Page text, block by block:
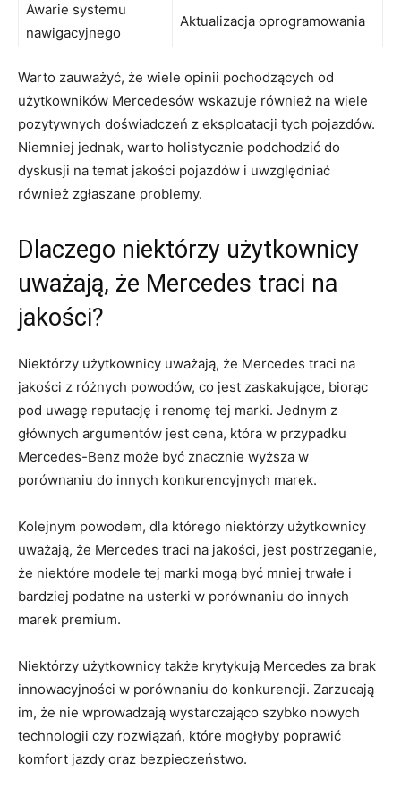
Awarie systemu
nawigacyjnego
Aktualizacja oprogramowania
Warto ​zauważyć, że wiele opinii pochodzących‌ od
użytkowników‍ Mercedesów wskazuje również na wiele
‍pozytywnych doświadczeń ‍z eksploatacji tych pojazdów.⁢
Niemniej‍ jednak, warto holistycznie podchodzić do
dyskusji na temat jakości pojazdów i ⁣uwzględniać‍
również zgłaszane⁢ problemy.
Dlaczego⁣ niektórzy użytkownicy
uważają, ‍że Mercedes traci na
jakości?
Niektórzy użytkownicy uważają,‍ że Mercedes ‌traci na
jakości z różnych powodów, ‍co jest‍ zaskakujące, biorąc
pod uwagę⁤ reputację i renomę⁢ tej‌ marki.⁣ Jednym z
głównych argumentów ‌jest⁣ cena, która w przypadku⁤
Mercedes-Benz może być ⁢znacznie ⁤wyższa w
porównaniu ‌do ​innych konkurencyjnych marek.
Kolejnym powodem,‍ dla którego niektórzy⁣ użytkownicy
‍uważają, że Mercedes traci na ​jakości, jest postrzeganie,
⁢że niektóre modele tej⁢ marki mogą być mniej trwałe i
bardziej podatne na usterki w porównaniu⁣ do innych
marek premium.
Niektórzy użytkownicy także krytykują Mercedes za brak‍
innowacyjności w porównaniu do konkurencji. Zarzucają⁣
im, że nie wprowadzają wystarczająco​ szybko nowych
technologii czy‍ rozwiązań, które mogłyby‌ poprawić
komfort jazdy‌ oraz bezpieczeństwo.